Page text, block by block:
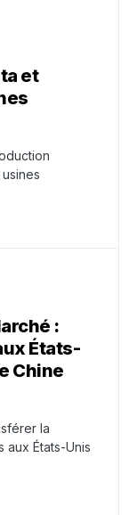
et
:
États-
Chine
la
États-Unis